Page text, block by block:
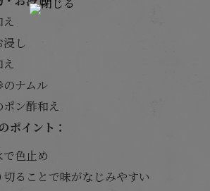
し
ナムル
ン酢和え
ポイント：
色止め
ることで味がなじみやすい